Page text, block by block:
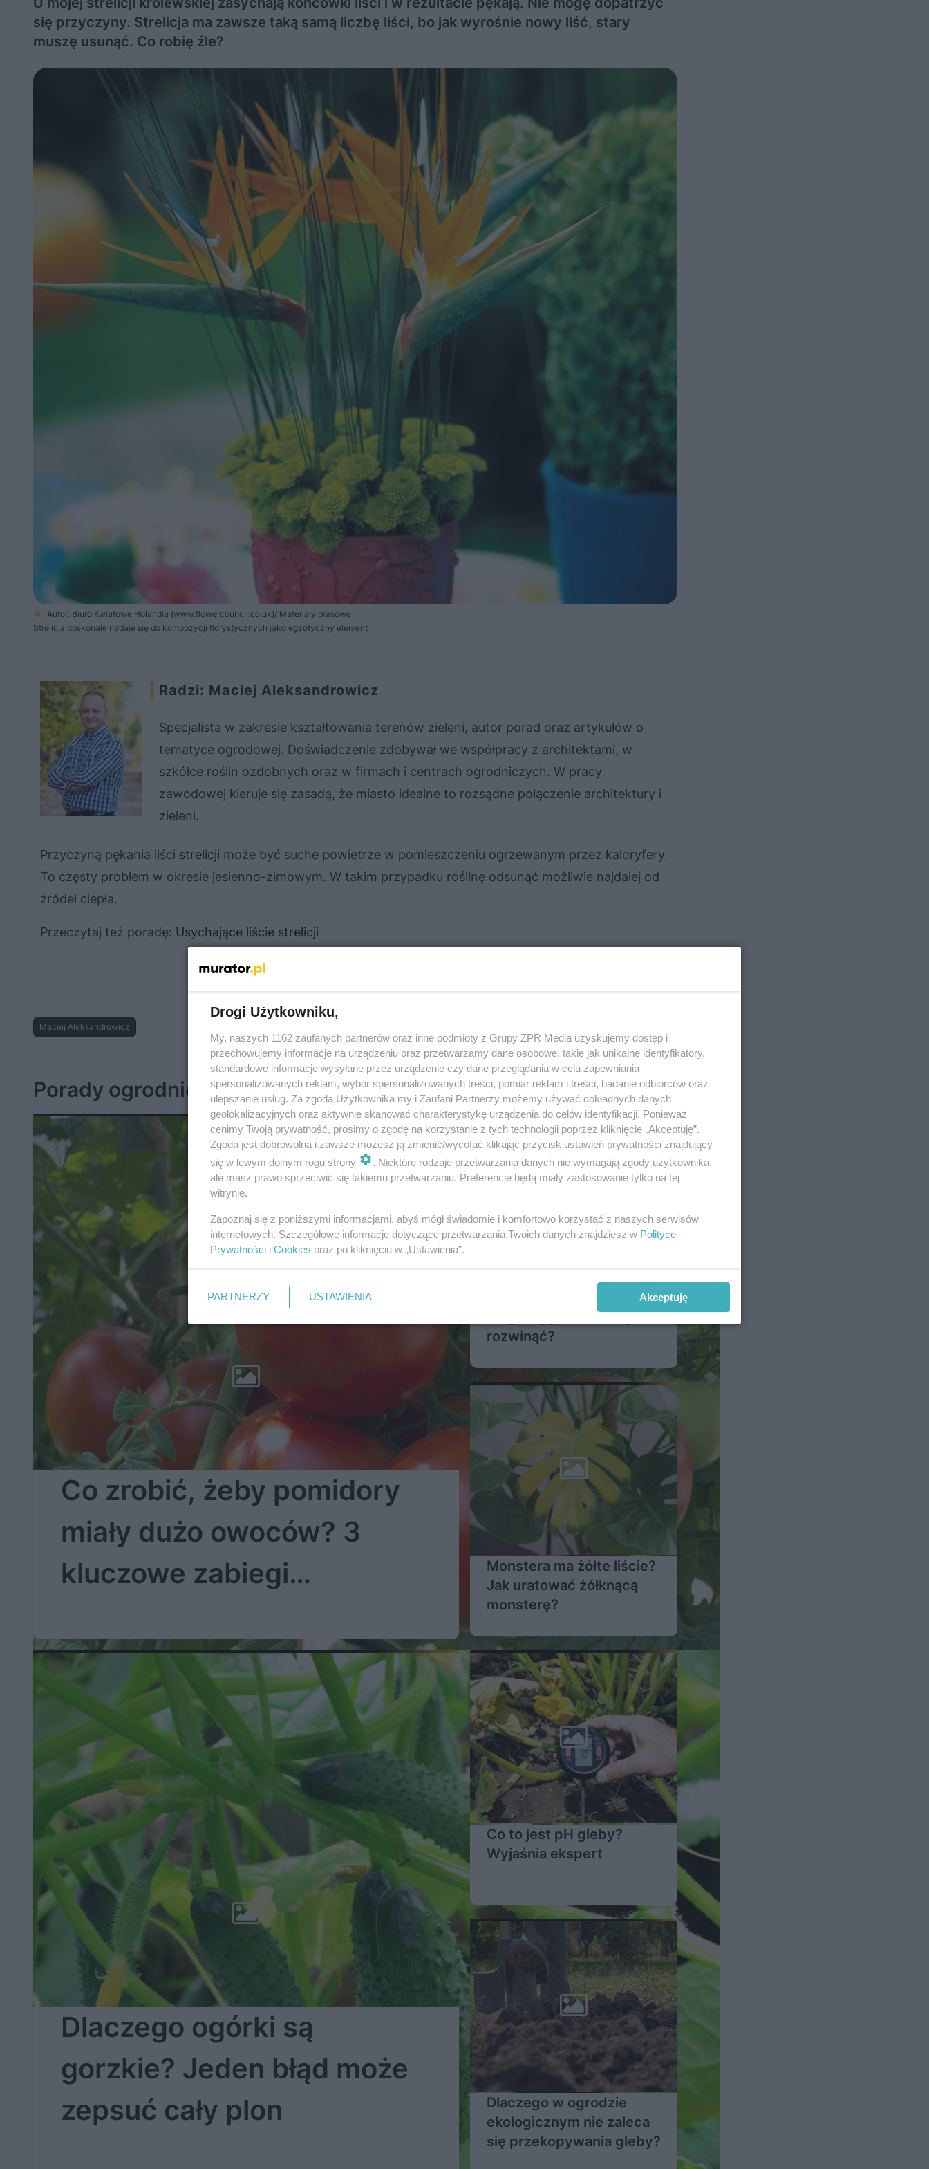
się przyczyny. Strelicja ma zawsze taką samą liczbę liści, bo jak wyrośnie nowy liść, stary
muszę usunąć. Co robię źle?
Autor: Biuro Kwiatowe Holandia (www.flowercouncil.co.uk)/ Materiały prasowe
Strelicja doskonale nadaje się do kompozycji florystycznych jako egzotyczny element
Radzi: Maciej Aleksandrowicz
Specjalista w zakresie kształtowania terenów zieleni, autor porad oraz artykułów o
tematyce ogrodowej. Doświadczenie zdobywał we współpracy z architektami, w
szkółce roślin ozdobnych oraz w firmach i centrach ogrodniczych. W pracy
zawodowej kieruje się zasadą, że miasto idealne to rozsądne połączenie architektury i
zieleni.
Przyczyną pękania liści strelicji może być suche powietrze w pomieszczeniu ogrzewanym przez kaloryfery.
To częsty problem w okresie jesienno-zimowym. W takim przypadku roślinę odsunąć możliwie najdalej od
źródeł ciepła.
Przeczytaj też poradę: Usychające liście strelicji
Maciej Aleksandrowicz
Porady ogrodnicze
Co zrobić, żeby pomidory
miały dużo owoców? 3
kluczowe zabiegi
Dlaczego ogórki są
gorzkie? Jeden błąd może
zepsuć cały plon
zasychają zamiast się
rozwinąć?
Monstera ma żółte liście?
Jak uratować żółknącą
monsterę?
Co to jest pH gleby?
Wyjaśnia ekspert
Dlaczego w ogrodzie
ekologicznym nie zaleca
się przekopywania gleby?
Drogi Użytkowniku,
My, naszych 1162 zaufanych partnerów oraz inne podmioty z Grupy ZPR Media uzyskujemy dostęp i
przechowujemy informacje na urządzeniu oraz przetwarzamy dane osobowe, takie jak unikalne identyfikatory,
standardowe informacje wysyłane przez urządzenie czy dane przeglądania w celu zapewniania
spersonalizowanych reklam, wybór spersonalizowanych treści, pomiar reklam i treści, badanie odbiorców oraz
ulepszanie usług. Za zgodą Użytkownika my i Zaufani Partnerzy możemy używać dokładnych danych
geolokalizacyjnych oraz aktywnie skanować charakterystykę urządzenia do celów identyfikacji. Ponieważ
cenimy Twoją prywatność, prosimy o zgodę na korzystanie z tych technologii poprzez kliknięcie „Akceptuję”.
Zgoda jest dobrowolna i zawsze możesz ją zmienić/wycofać klikając przycisk ustawień prywatności znajdujący
się w lewym dolnym rogu strony
. Niektóre rodzaje przetwarzania danych nie wymagają zgody użytkownika,
ale masz prawo sprzeciwić się takiemu przetwarzaniu. Preferencje będą miały zastosowanie tylko na tej
witrynie.
Zapoznaj się z poniższymi informacjami, abyś mógł świadomie i komfortowo korzystać z naszych serwisów
internetowych. Szczegółowe informacje dotyczące przetwarzania Twoich danych znajdziesz w Polityce
Prywatności i Cookies oraz po kliknięciu w „Ustawienia”.
PARTNERZY USTAWIENIA Akceptuję